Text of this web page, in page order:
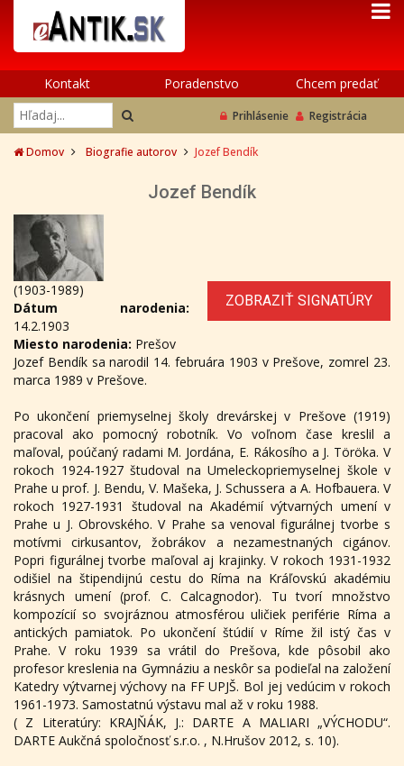
Kontakt Poradenstvo Chcem predať
Prihlásenie Registrácia
Domov Biografie autorov Jozef Bendík
Jozef Bendík
ZOBRAZIŤ SIGNATÚRY
(1903-1989)
Dátum narodenia:
14.2.1903
Miesto narodenia: Prešov
Jozef Bendík sa narodil 14. februára 1903 v Prešove, zomrel 23.
marca 1989 v Prešove.
Po ukončení priemyselnej školy drevárskej v Prešove (1919)
pracoval ako pomocný robotník. Vo voľnom čase kreslil a
maľoval, poúčaný radami M. Jordána, E. Rákosího a J. Töröka. V
rokoch 1924-1927 študoval na Umeleckopriemyselnej škole v
Prahe u prof. J. Bendu, V. Mašeka, J. Schussera a A. Hofbauera. V
rokoch 1927-1931 študoval na Akadémií výtvarných umení v
Prahe u J. Obrovského. V Prahe sa venoval figurálnej tvorbe s
motívmi cirkusantov, žobrákov a nezamestnaných cigánov.
Popri figurálnej tvorbe maľoval aj krajinky. V rokoch 1931-1932
odišiel na štipendijnú cestu do Ríma na Kráľovskú akadémiu
krásnych umení (prof. C. Calcagnodor). Tu tvorí množstvo
kompozícií so svojráznou atmosférou uličiek periférie Ríma a
antických pamiatok. Po ukončení štúdií v Ríme žil istý čas v
Prahe. V roku 1939 sa vrátil do Prešova, kde pôsobil ako
profesor kreslenia na Gymnáziu a neskôr sa podieľal na založení
Katedry výtvarnej výchovy na FF UPJŠ. Bol jej vedúcim v rokoch
1961-1973. Samostatnú výstavu mal až v roku 1988.
( Z Literatúry: KRAJŇÁK, J.: DARTE A MALIARI „VÝCHODU“.
DARTE Aukčná spoločnosť s.r.o. , N.Hrušov 2012, s. 10).